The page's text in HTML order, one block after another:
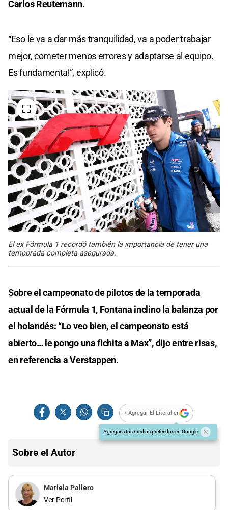
Carlos Reutemann.
“Eso le va a dar más tranquilidad, va a poder trabajar
mejor, cometer menos errores y adaptarse al equipo.
Es fundamental”, explicó.
El ex Fórmula 1 recordó también la importancia de tener una
temporada completa asegurada.
Sobre el campeonato de pilotos de la temporada
actual de la Fórmula 1, Fontana inclino la balanza por
el holandés: “Lo veo bien, el campeonato está
abierto… le pongo una fichita a Max”, dijo entre risas,
en referencia a Verstappen.
+ Agregar El Litoral en
Agregar a tus medios preferidos en Google
Sobre el Autor
Mariela Pallero
Ver Perfil